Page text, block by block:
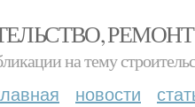
на тему
новости